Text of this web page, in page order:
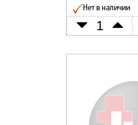
Нет в наличии